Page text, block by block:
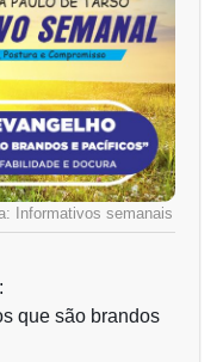
Informativos semanais
que são brandos